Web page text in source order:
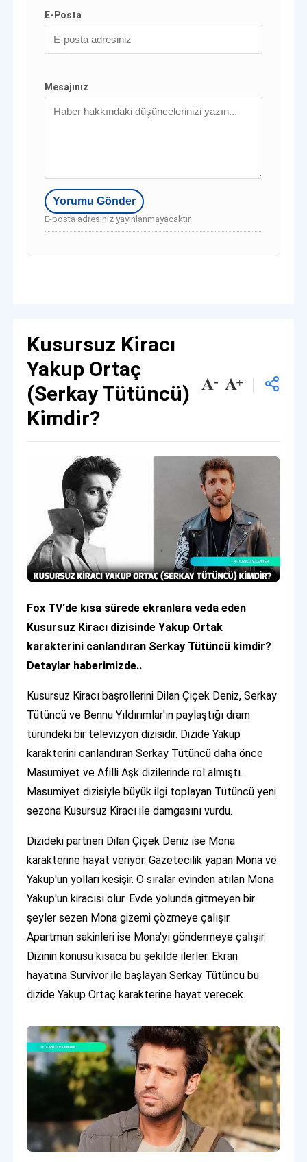
E-Posta
Mesajınız
E-posta adresiniz yayınlanmayacaktır.
Kusursuz Kiracı
Yakup Ortaç
(Serkay Tütüncü)
Kimdir?
Fox TV'de kısa sürede ekranlara veda eden
Kusursuz Kiracı dizisinde Yakup Ortak
karakterini canlandıran Serkay Tütüncü kimdir?
Detaylar haberimizde..
Kusursuz Kiracı başrollerini Dilan Çiçek Deniz, Serkay
Tütüncü ve Bennu Yıldırımlar'ın paylaştığı dram
türündeki bir televizyon dizisidir. Dizide Yakup
karakterini canlandıran Serkay Tütüncü daha önce
Masumiyet ve Afilli Aşk dizilerinde rol almıştı.
Masumiyet dizisiyle büyük ilgi toplayan Tütüncü yeni
sezona Kusursuz Kiracı ile damgasını vurdu.
Dizideki partneri Dilan Çiçek Deniz ise Mona
karakterine hayat veriyor. Gazetecilik yapan Mona ve
Yakup'un yolları kesişir. O sıralar evinden atılan Mona
Yakup'un kiracısı olur. Evde yolunda gitmeyen bir
şeyler sezen Mona gizemi çözmeye çalışır.
Apartman sakinleri ise Mona'yı göndermeye çalışır.
Dizinin konusu kısaca bu şekilde ilerler. Ekran
hayatına Survivor ile başlayan Serkay Tütüncü bu
dizide Yakup Ortaç karakterine hayat verecek.